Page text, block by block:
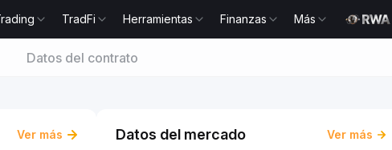
TradFi Herramientas Finanzas Más
Datos del contrato
Ver más Datos del mercado Ver más